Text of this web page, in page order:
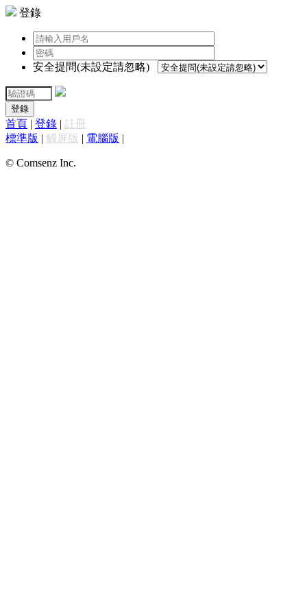
登錄
安全提問(未設定請忽略)
登錄
首頁 | 登錄 | 註冊
標準版 | 觸屏版 | 電腦版 |
© Comsenz Inc.